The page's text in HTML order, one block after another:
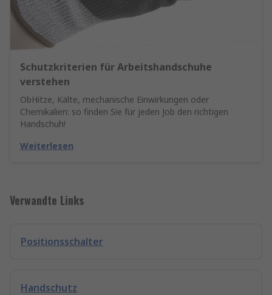
Schutzkriterien für Arbeitshandschuhe
verstehen
ObHitze, Kälte, mechanische Einwirkungen oder
Chemikalien: so finden Sie für jeden Job den richtigen
Handschuh!
Weiterlesen
Verwandte Links
Positionsschalter
Handschutz